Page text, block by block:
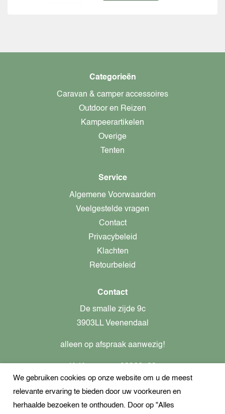
Categorieën
Caravan & camper accessoires
Outdoor en Reizen
Kampeerartikelen
Overige
Tenten
Service
Algemene Voorwaarden
Veelgestelde vragen
Contact
Privacybeleid
Klachten
Retourbeleid
Contact
De smalle zijde 9c
3903LL Veenendaal
alleen op afspraak aanwezig!
Btw-nummer: nl862437301B01
+31621944547
We gebruiken cookies op onze website om u de meest
relevante ervaring te bieden door uw voorkeuren en
herhaalde bezoeken te onthouden. Door op "Alles